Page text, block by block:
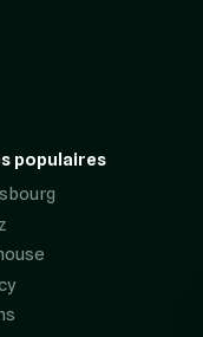
populaires